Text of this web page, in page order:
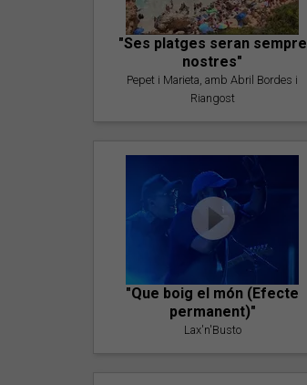
"Ses platges seran sempre
nostres"
Pepet i Marieta, amb Abril Bordes i
Riangost
"Que boig el món (Efecte
permanent)"
Lax'n'Busto